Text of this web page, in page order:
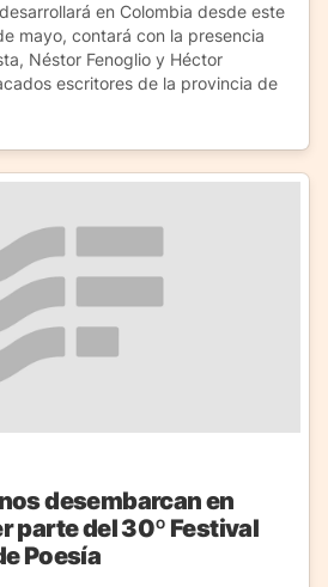
en Colombia desde este
mayo, contará con la presencia
Néstor Fenoglio y Héctor
escritores de la provincia de
desembarcan en
parte del 30º Festival
Poesía